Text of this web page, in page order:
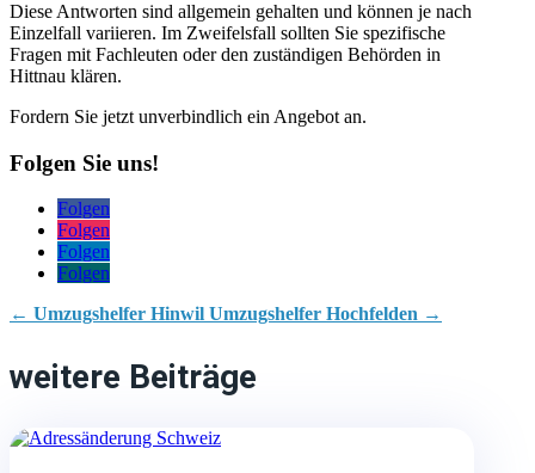
Diese Antworten sind allgemein gehalten und können je nach
Einzelfall variieren. Im Zweifelsfall sollten Sie spezifische
Fragen mit Fachleuten oder den zuständigen Behörden in
Hittnau klären.
Fordern Sie jetzt unverbindlich ein Angebot an.
Folgen Sie uns!
Folgen
Folgen
Folgen
Folgen
← Umzugshelfer Hinwil Umzugshelfer Hochfelden →
weitere Beiträge